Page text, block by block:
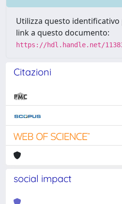
Utilizza questo
link a questo documento:
https://hdl.handle.net/
Citazioni
social impact